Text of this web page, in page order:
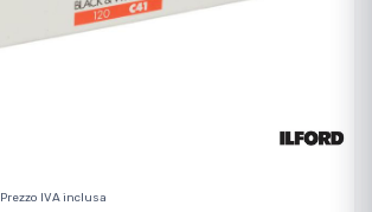
Prezzo IVA inclusa